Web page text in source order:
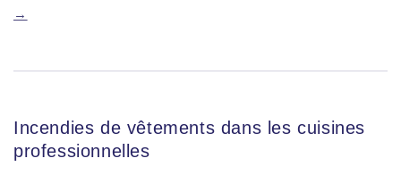
→
Incendies de vêtements dans les cuisines
professionnelles